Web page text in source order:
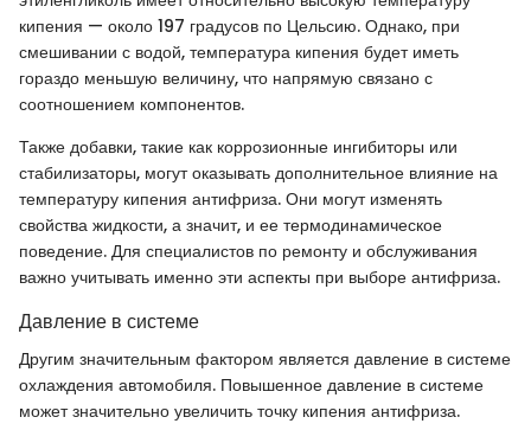
кипения — около 197 градусов по Цельсию. Однако, при
смешивании с водой, температура кипения будет иметь
гораздо меньшую величину, что напрямую связано с
соотношением компонентов.
Также добавки, такие как коррозионные ингибиторы или
стабилизаторы, могут оказывать дополнительное влияние на
температуру кипения антифриза. Они могут изменять
свойства жидкости, а значит, и ее термодинамическое
поведение. Для специалистов по ремонту и обслуживания
важно учитывать именно эти аспекты при выборе антифриза.
Давление в системе
Другим значительным фактором является давление в системе
охлаждения автомобиля. Повышенное давление в системе
может значительно увеличить точку кипения антифриза.